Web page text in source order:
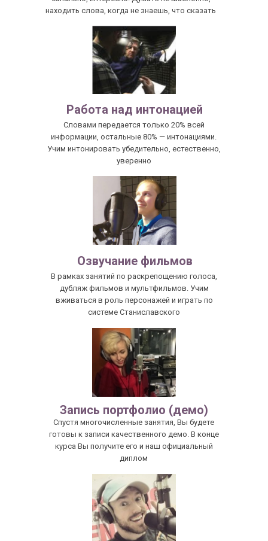
находить слова, когда не знаешь, что сказать
Озвучание фильмов
В рамках занятий по раскрепощению голоса,
дубляж фильмов и мультфильмов. Учим
вживаться в роль персонажей и играть по
системе Станиславского
Запись портфолио (демо)
Спустя многочисленные занятия, Вы будете
готовы к записи качественного демо. В конце
курса Вы получите его и наш официальный
диплом
Работа над интонацией
Словами передается только 20% всей
информации, остальные 80% — интонациями.
Учим интонировать убедительно, естественно,
уверенно